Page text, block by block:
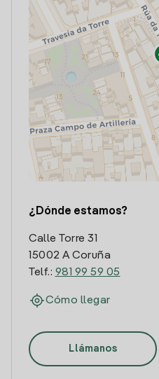
¿Dónde estamos?
Calle Torre 31
15002 A Coruña
Telf.: 981 99 59 05
Cómo llegar
Llámanos